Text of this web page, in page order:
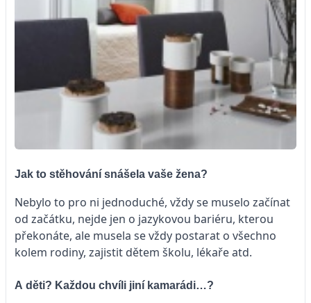
Jak to stěhování snášela vaše žena?
Nebylo to pro ni jednoduché, vždy se muselo začínat
od začátku, nejde jen o jazykovou bariéru, kterou
překonáte, ale musela se vždy postarat o všechno
kolem rodiny, zajistit dětem školu, lékaře atd.
A děti? Každou chvíli jiní kamarádi…?